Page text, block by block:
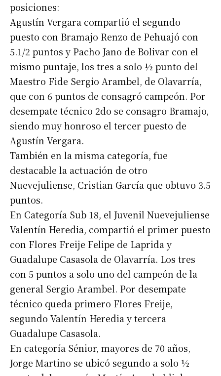
Suscribirme gratis
Dirección de correo electrónico*
posiciones:
Agustín Vergara compartió el segundo
puesto con Bramajo Renzo de Pehuajó con
5.1/2 puntos y Pacho Jano de Bolivar con el
mismo puntaje, los tres a solo ½ punto del
Maestro Fide Sergio Arambel, de Olavarría,
que con 6 puntos de consagró campeón. Por
desempate técnico 2do se consagro Bramajo,
siendo muy honroso el tercer puesto de
Agustín Vergara.
También en la misma categoría, fue
destacable la actuación de otro
Nuevejuliense, Cristian García que obtuvo 3.5
puntos.
En Categoría Sub 18, el Juvenil Nuevejuliense
Valentín Heredia, compartió el primer puesto
con Flores Freije Felipe de Laprida y
Guadalupe Casasola de Olavarría. Los tres
con 5 puntos a solo uno del campeón de la
general Sergio Arambel. Por desempate
técnico queda primero Flores Freije,
segundo Valentín Heredia y tercera
Guadalupe Casasola.
En categoría Sénior, mayores de 70 años,
Jorge Martino se ubicó segundo a solo ½